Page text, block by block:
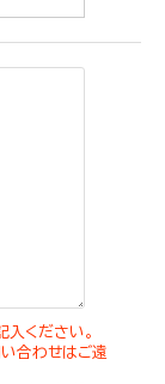
ください。
合わせはご遠